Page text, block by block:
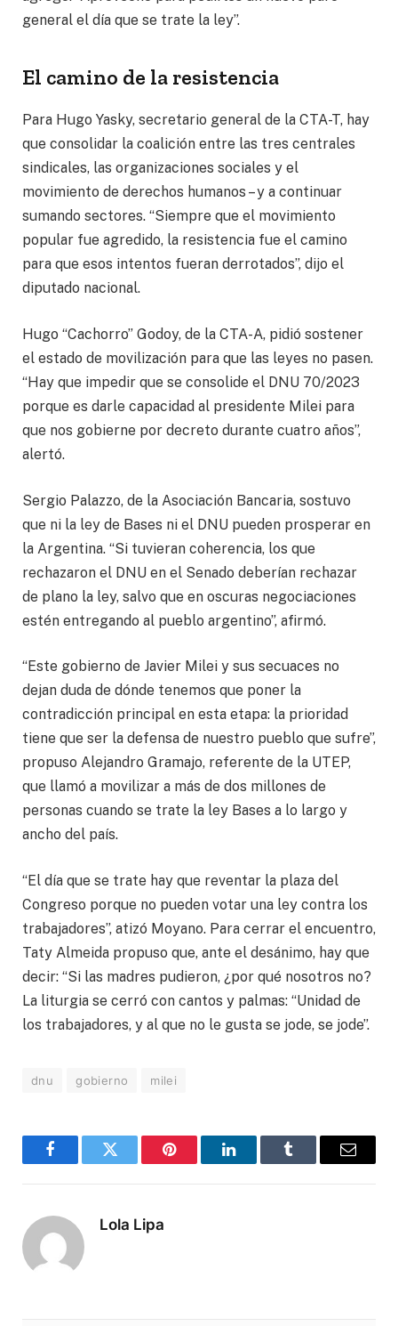
general el día que se trate la ley”.
El camino de la resistencia
Para Hugo Yasky, secretario general de la CTA-T, hay
que consolidar la coalición entre las tres centrales
sindicales, las organizaciones sociales y el
movimiento de derechos humanos – y a continuar
sumando sectores. “Siempre que el movimiento
popular fue agredido, la resistencia fue el camino
para que esos intentos fueran derrotados”, dijo el
diputado nacional.
Hugo “Cachorro” Godoy, de la CTA-A, pidió sostener
el estado de movilización para que las leyes no pasen.
“Hay que impedir que se consolide el DNU 70/2023
porque es darle capacidad al presidente Milei para
que nos gobierne por decreto durante cuatro años”,
alertó.
Sergio Palazzo, de la Asociación Bancaria, sostuvo
que ni la ley de Bases ni el DNU pueden prosperar en
la Argentina. “Si tuvieran coherencia, los que
rechazaron el DNU en el Senado deberían rechazar
de plano la ley, salvo que en oscuras negociaciones
estén entregando al pueblo argentino”, afirmó.
“Este gobierno de Javier Milei y sus secuaces no
dejan duda de dónde tenemos que poner la
contradicción principal en esta etapa: la prioridad
tiene que ser la defensa de nuestro pueblo que sufre”,
propuso Alejandro Gramajo, referente de la UTEP,
que llamó a movilizar a más de dos millones de
personas cuando se trate la ley Bases a lo largo y
ancho del país.
“El día que se trate hay que reventar la plaza del
Congreso porque no pueden votar una ley contra los
trabajadores”, atizó Moyano. Para cerrar el encuentro,
Taty Almeida propuso que, ante el desánimo, hay que
decir: “Si las madres pudieron, ¿por qué nosotros no?
La liturgia se cerró con cantos y palmas: “Unidad de
los trabajadores, y al que no le gusta se jode, se jode”.
dnu gobierno milei
FacebookTwitter Pinterest LinkedInTumblr
Correo
Lola Lipa